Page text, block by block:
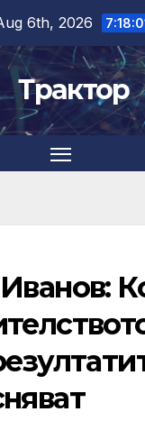
6th, 2026
Трактор